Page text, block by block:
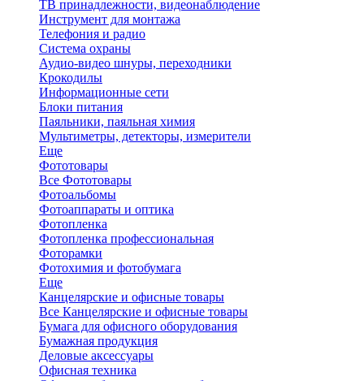
ТВ принадлежности, видеонаблюдение
Инструмент для монтажа
Телефония и радио
Система охраны
Аудио-видео шнуры, переходники
Крокодилы
Информационные сети
Блоки питания
Паяльники, паяльная химия
Мультиметры, детекторы, измерители
Еще
Фототовары
Все Фототовары
Фотоальбомы
Фотоаппараты и оптика
Фотопленка
Фотопленка профессиональная
Фоторамки
Фотохимия и фотобумага
Еще
Канцелярские и офисные товары
Все Канцелярские и офисные товары
Бумага для офисного оборудования
Бумажная продукция
Деловые аксессуары
Офисная техника